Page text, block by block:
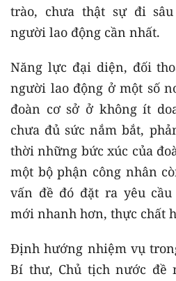
trào, chưa thật sự đi
người lao động cần nhất.
Năng lực đại diện, đối
người lao động ở một số
đoàn cơ sở ở không ít
chưa đủ sức nắm bắt,
thời những bức xúc của
một bộ phận công nhân
vấn đề đó đặt ra yêu
mới nhanh hơn, thực chất
Định hướng nhiệm vụ
Bí thư, Chủ tịch nước đề